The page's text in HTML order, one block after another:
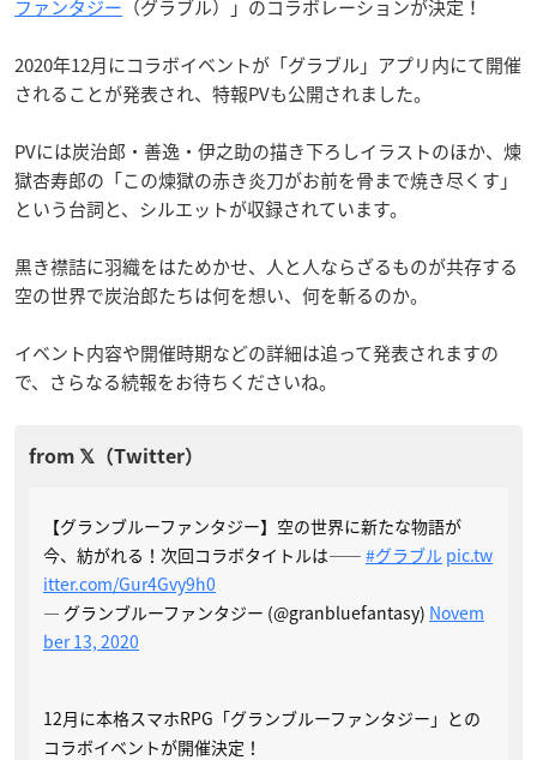
ファンタジー （グラブル）」のコラボレーションが決定！
2020年12月にコラボイベントが「グラブル」アプリ内にて開催
されることが発表され、特報PVも公開されました。
PVには炭治郎・善逸・伊之助の描き下ろしイラストのほか、煉
獄杏寿郎の「この煉獄の赤き炎刀がお前を骨まで焼き尽くす」
という台詞と、シルエットが収録されています。
黒き襟詰に羽織をはためかせ、人と人ならざるものが共存する
空の世界で炭治郎たちは何を想い、何を斬るのか。
イベント内容や開催時期などの詳細は追って発表されますの
で、さらなる続報をお待ちくださいね。
【グランブルーファンタジー】空の世界に新たな物語が
今、紡がれる！次回コラボタイトルは—— #グラブル pic.tw
itter.com/Gur4Gvy9h0
— グランブルーファンタジー (@granbluefantasy) Novem
ber 13, 2020
12月に本格スマホRPG「グランブルーファンタジー」との
コラボイベントが開催決定！